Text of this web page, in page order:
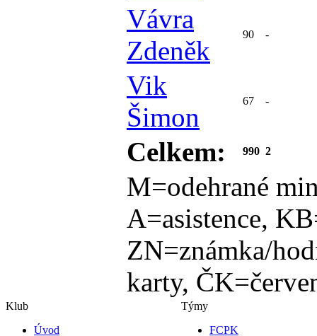
Vávra
Zdeněk
90 -
Vik
Šimon
67 -
Celkem: 990 2
M=odehrané
A=asistence,
ZN=známka/
karty,
Klub
Úvod
Týmy
FCPK